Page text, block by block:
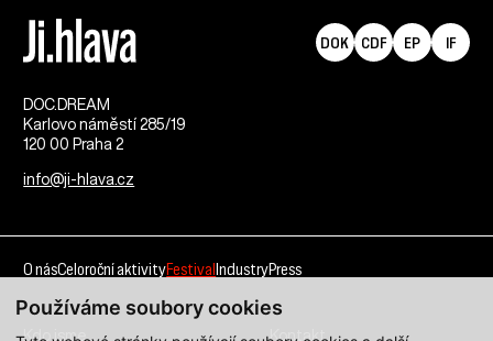
Používáme soubory cookies
DOC.DREAM​
Karlovo náměstí 285/19
120 00 Praha 2
info@ji-hlava.cz
DOK CDF EP IF
O násCeloroční aktivityFestival IndustryPress
Kdo jsme Kontakt